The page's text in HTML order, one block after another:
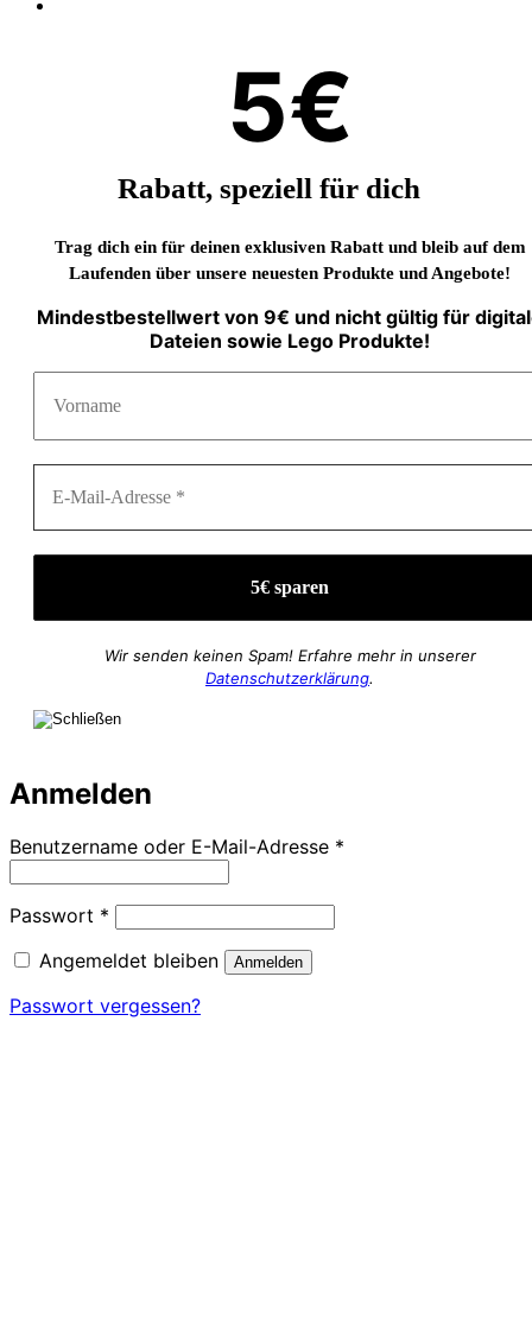
5€
Rabatt, speziell für dich
Trag dich ein für deinen exklusiven Rabatt und bleib auf dem
Laufenden über unsere neuesten Produkte und Angebote!
Mindestbestellwert von 9€ und nicht gültig für
Dateien sowie Lego Produkte!
Wir senden keinen Spam! Erfahre mehr in unserer
Datenschutzerklärung.
Anmelden
Benutzername oder E-Mail-Adresse *
Passwort * Erforderlich
Angemeldet bleiben
Anmelden
Passwort vergessen?